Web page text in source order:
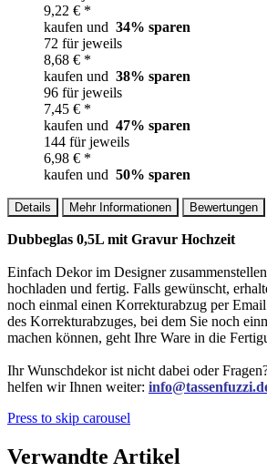
9,22 € *
kaufen und 34% sparen
72 für jeweils
8,68 € *
kaufen und 38% sparen
96 für jeweils
7,45 € *
kaufen und 47% sparen
144 für jeweils
6,98 € *
kaufen und 50% sparen
Details Mehr Informationen Bewertungen
Dubbeglas 0,5L mit Gravur Hochzeit
Einfach Dekor im Designer
hochladen und fertig. Falls gewünscht,
noch einmal einen Korrekturabzug per
des Korrekturabzuges, bei dem Sie noch
machen können, geht Ihre Ware in die
Ihr Wunschdekor ist nicht dabei oder
helfen wir Ihnen weiter:
Press to skip carousel
Verwandte Artikel